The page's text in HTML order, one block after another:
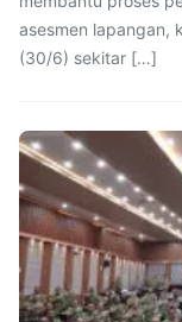
asesmen lapangan,
(30/6) sekitar […]